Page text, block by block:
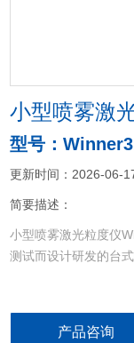
小型喷雾激
型号：
更新时间：2026-06-
简要描述：
小型喷雾激光粒度仪
测试而设计研发的台
产品咨询